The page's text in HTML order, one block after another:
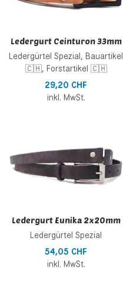
Ledergurt Ceinturon 33mm
Ledergürtel Spezial, Bauartikel
🇨🇭, Forstartikel 🇨🇭
29,20 CHF
inkl. MwSt.
Ledergurt Eunika 2x20mm
Ledergürtel Spezial
54,05 CHF
inkl. MwSt.